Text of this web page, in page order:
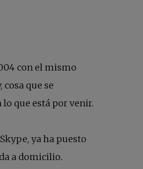
con el mismo
que se
que está por venir.
ya ha puesto
a domicilio.